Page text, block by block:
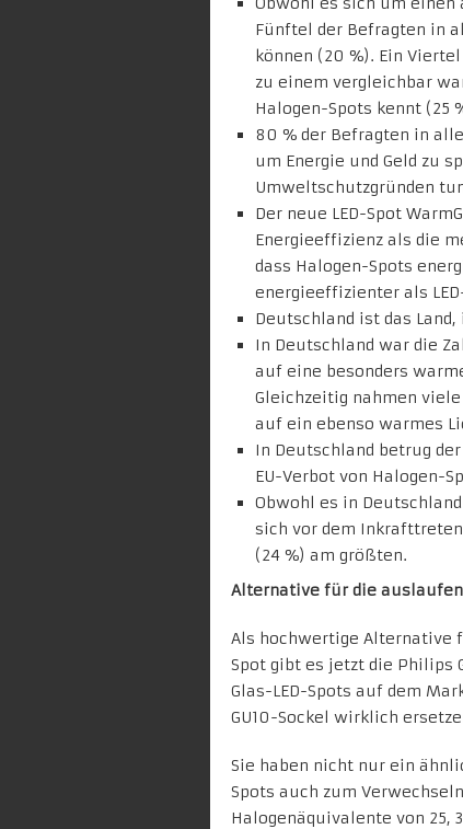
Fünftel der Befragten in
können (20 %). Ein
zu einem vergleichbar
Halogen-Spots kennt (25
80 % der Befragten in
um Energie und Geld zu
Umweltschutzgründen
Der neue LED-Spot
Energieeffizienz als die
dass Halogen-Spots
energieeffizienter als
Deutschland ist das
In Deutschland war die
auf eine besonders
Gleichzeitig nahmen
auf ein ebenso warmes
In Deutschland betrug
EU-Verbot von Halogen-
Obwohl es in
sich vor dem
(24 %) am größten.
Alternative für die
Als hochwertige Alternative
Spot gibt es jetzt die Philips
Glas-LED-Spots auf dem
GU10-Sockel wirklich
Sie haben nicht nur ein
Spots auch zum
Halogenäquivalente von 25,